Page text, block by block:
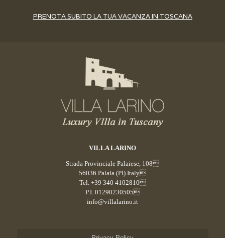
PRENOTA SUBITO LA TUA VACANZA IN TOSCANA
VILLA LARINO
Strada Provinciale Palaiese, 108
56036 Palaia (PI) Italy
Tel. +39 340 4102810
P.I. 01290230505
info@villalarino.it